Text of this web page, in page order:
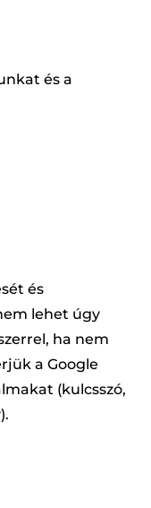
és a
és
lehet úgy
ha nem
a Google
(kulcsszó,